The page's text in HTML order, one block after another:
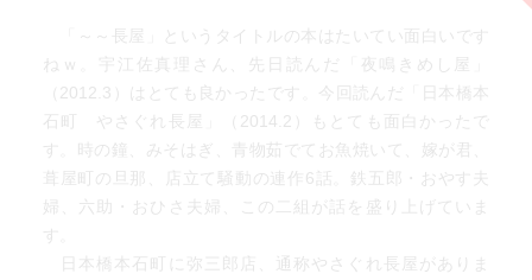
「～～長屋」というタイトルの本はたいてい面白いです
ねｗ。宇江佐真理さん、先日読んだ「夜鳴きめし屋」
（2012.3）はとても良かったです。今回読んだ「日本橋本
石町 やさぐれ長屋」（2014.2）もとても面白かったで
す。時の鐘、みそはぎ、青物茹でてお魚焼いて、嫁が君、
葺屋町の旦那、店立て騒動の連作6話。鉄五郎・おやす夫
婦、六助・おひさ夫婦、この二組が話を盛り上げていま
す。
日本橋本石町に弥三郎店、通称やさぐれ長屋がありま